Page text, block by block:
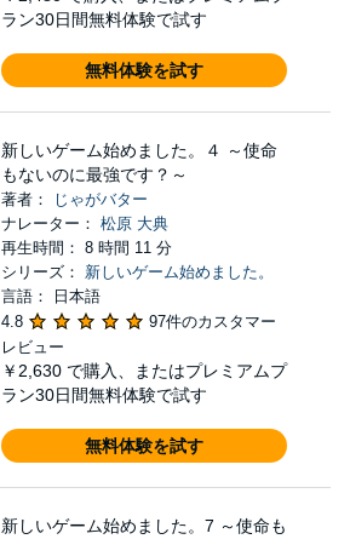
ラン30日間無料体験で試す
無料体験を試す
新しいゲーム始めました。４ ～使命
もないのに最強です？～
著者：
じゃがバター
ナレーター： 松原 大典
再生時間： 8 時間 11 分
シリーズ： 新しいゲーム始めました。
言語： 日本語
4.8
97件のカスタマー
レビュー
￥2,630 で購入、またはプレミアムプ
ラン30日間無料体験で試す
無料体験を試す
新しいゲーム始めました。7 ～使命も